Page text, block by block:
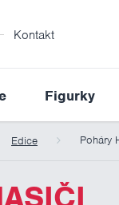
Kontakt
Figurky
Edice Poháry